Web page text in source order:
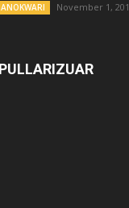
November 1,